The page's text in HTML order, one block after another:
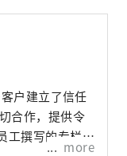
户建立了信任
合作，提供令
工撰写的专栏。
more